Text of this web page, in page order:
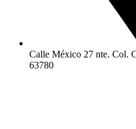
Calle México 27 nte. Col.
63780